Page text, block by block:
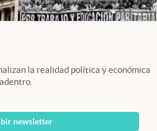
la realidad política y económica
newsletter